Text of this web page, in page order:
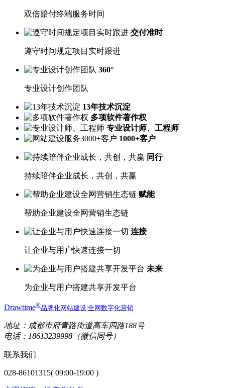
双倍赔付终端服务时间
交付准时
遵守时间规定项目实时跟进
360°
专业设计创作团队
13年技术沉淀
多项软件著作权
专业设计师、工程师
1000+客户
同行
持续陪伴企业成长，共创，共赢
赋能
帮助企业建设全网营销生态链
连接
让企业与用户快速连接一切
未来
为企业与用户搭建共享开发平台
Drawtime®品牌化网站建设|全网数字化营销
地址：成都市府青路街道高车四路188号
电话：18613239998（微信同号）
联系我们
028-86101315( 09:00-19:00 )